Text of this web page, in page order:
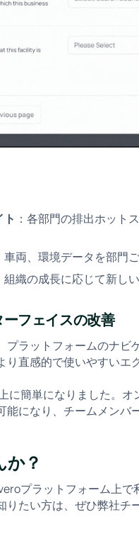
：各部門の排出ホット
車両、環境データを部門
組織の成長に応じて新し
フェイスの改善
プラットフォームのナ
直感的で使いやすいエ
に簡単になりました。
能になり、チームメンバ
か？
プラットフォーム上
たい方は、ぜひ弊社チ